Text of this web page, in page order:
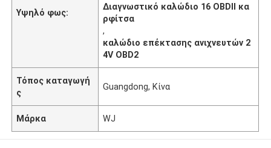
Υψηλό φως:
Διαγνωστικό καλώδιο 16 OBDII κα
ρφίτσα
,
καλώδιο επέκτασης ανιχνευτών 2
4V OBD2
Τόπος καταγωγή
ς
Guangdong, Κίνα
Μάρκα WJ